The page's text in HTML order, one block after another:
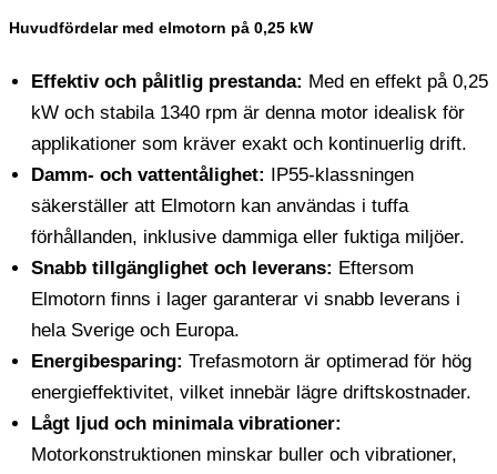
Huvudfördelar med elmotorn på 0,25 kW
Effektiv och pålitlig prestanda: Med en effekt på 0,25
kW och stabila 1340 rpm är denna motor idealisk för
applikationer som kräver exakt och kontinuerlig drift.
Damm- och vattentålighet:
IP55-klassningen
säkerställer att Elmotorn kan användas i tuffa
förhållanden, inklusive dammiga eller fuktiga miljöer.
Snabb tillgänglighet och leverans: Eftersom
Elmotorn finns i lager garanterar vi snabb leverans i
hela Sverige och Europa.
Energibesparing: Trefasmotorn är optimerad för hög
energieffektivitet, vilket innebär lägre driftskostnader.
Lågt ljud och minimala vibrationer:
Motorkonstruktionen minskar buller och vibrationer,